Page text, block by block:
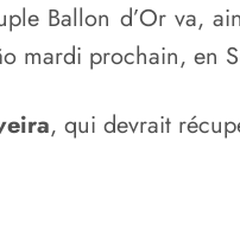
Ballon d’Or va,
mardi prochain, en
, qui devrait